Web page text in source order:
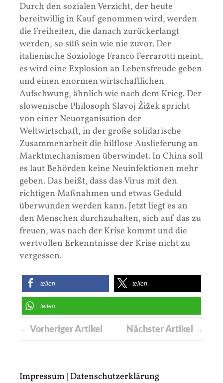
Durch den sozialen Verzicht, der heute
bereitwillig in Kauf genommen wird, werden
die Freiheiten, die danach zurückerlangt
werden, so süß sein wie nie zuvor. Der
italienische Soziologe Franco Ferrarotti meint,
es wird eine Explosion an Lebensfreude geben
und einen enormen wirtschaftlichen
Aufschwung, ähnlich wie nach dem Krieg. Der
slowenische Philosoph Slavoj Žižek spricht
von einer Neuorganisation der
Weltwirtschaft, in der große solidarische
Zusammenarbeit die hilflose Auslieferung an
Marktmechanismen überwindet. In China soll
es laut Behörden keine Neuinfektionen mehr
geben. Das heißt, dass das Virus mit den
richtigen Maßnahmen und etwas Geduld
überwunden werden kann. Jetzt liegt es an
den Menschen durchzuhalten, sich auf das zu
freuen, was nach der Krise kommt und die
wertvollen Erkenntnisse der Krise nicht zu
vergessen.
teilen teilen
teilen
← Vorheriger Artikel Nächster Artikel →
Impressum | Datenschutzerklärung